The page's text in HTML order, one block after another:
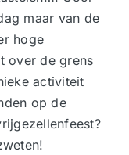
maar van de
hoge
over de grens
activiteit
op de